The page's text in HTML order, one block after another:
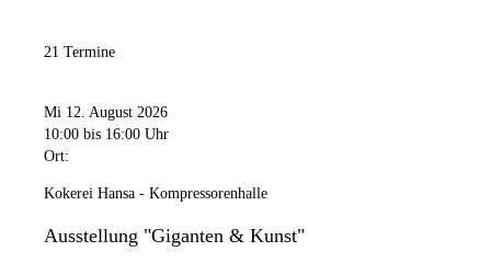
21 Termine
Mi 12. August 2026
10:00 bis 16:00 Uhr
Ort:
Kokerei Hansa - Kompressorenhalle
Ausstellung "Giganten & Kunst"